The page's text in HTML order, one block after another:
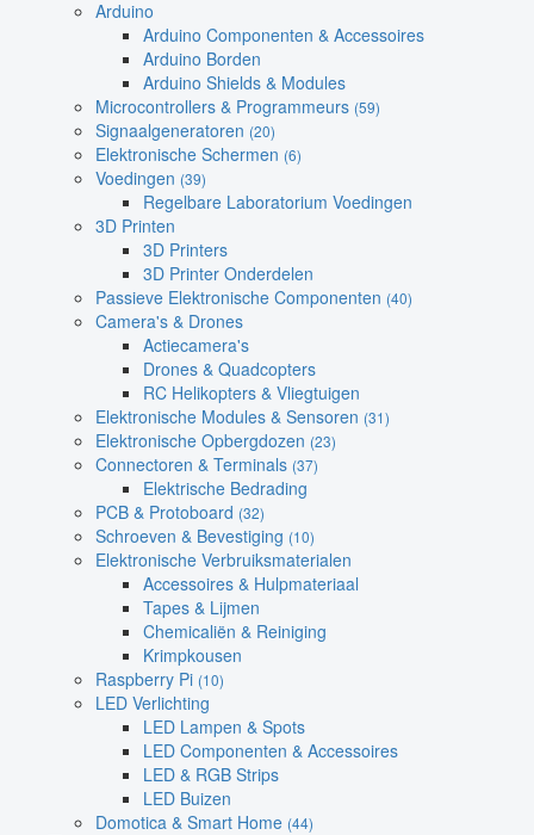
Arduino
Arduino Componenten & Accessoires
Arduino Borden
Arduino Shields & Modules
Microcontrollers & Programmeurs (59)
Signaalgeneratoren (20)
Elektronische Schermen (6)
Voedingen (39)
Regelbare Laboratorium Voedingen
3D Printen
3D Printers
3D Printer Onderdelen
Passieve Elektronische Componenten (40)
Camera's & Drones
Actiecamera's
Drones & Quadcopters
RC Helikopters & Vliegtuigen
Elektronische Modules & Sensoren (31)
Elektronische Opbergdozen (23)
Connectoren & Terminals (37)
Elektrische Bedrading
PCB & Protoboard (32)
Schroeven & Bevestiging (10)
Elektronische Verbruiksmaterialen
Accessoires & Hulpmateriaal
Tapes & Lijmen
Chemicaliën & Reiniging
Krimpkousen
Raspberry Pi (10)
LED Verlichting
LED Lampen & Spots
LED Componenten & Accessoires
LED & RGB Strips
LED Buizen
Domotica & Smart Home (44)